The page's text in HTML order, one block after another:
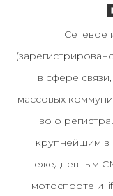
Сетевое
в сфере
массовых
во о
крупнейшим в
ежедневным
мотоспорте и